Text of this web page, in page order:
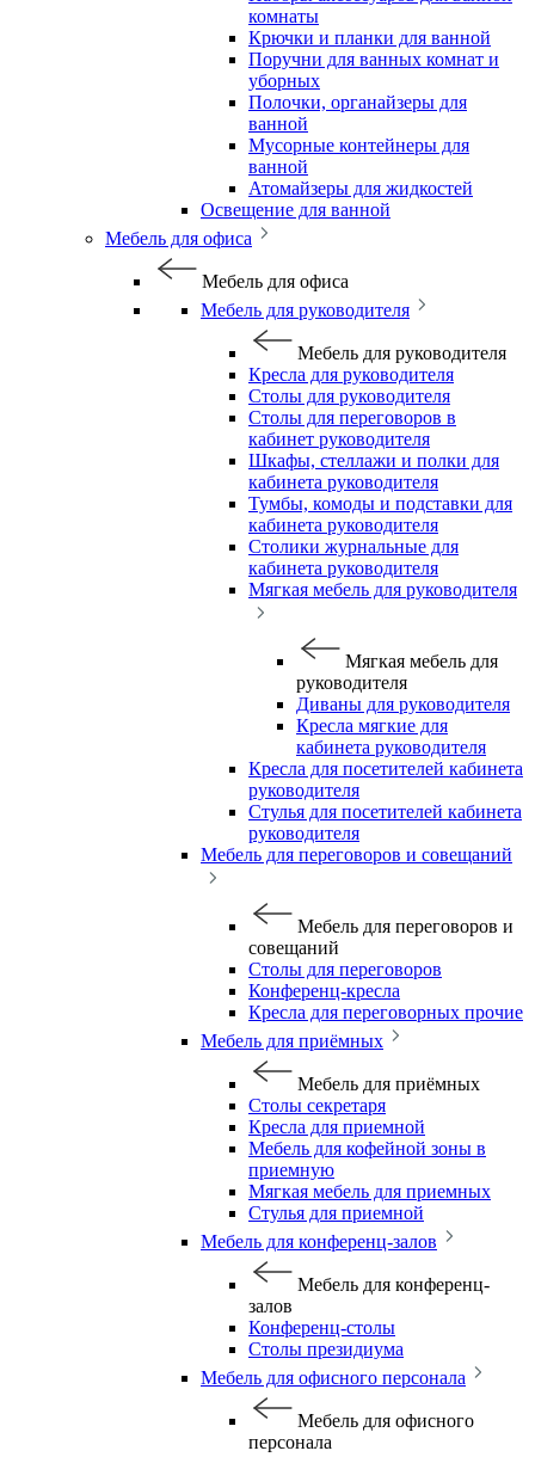
комнаты
Крючки и планки для ванной
Поручни для ванных комнат и
уборных
Полочки, органайзеры для
ванной
Мусорные контейнеры для
ванной
Атомайзеры для жидкостей
Освещение для ванной
Мебель для офиса
Мебель для офиса
Мебель для руководителя
Мебель для руководителя
Кресла для руководителя
Столы для руководителя
Столы для переговоров в
кабинет руководителя
Шкафы, стеллажи и полки для
кабинета руководителя
Тумбы, комоды и подставки для
кабинета руководителя
Столики журнальные для
кабинета руководителя
Мягкая мебель для руководителя
Мягкая мебель для
руководителя
Диваны для руководителя
Кресла мягкие для
кабинета руководителя
Кресла для посетителей кабинета
руководителя
Стулья для посетителей кабинета
руководителя
Мебель для переговоров и совещаний
Мебель для переговоров и
совещаний
Столы для переговоров
Конференц-кресла
Кресла для переговорных прочие
Мебель для приёмных
Мебель для приёмных
Столы секретаря
Кресла для приемной
Мебель для кофейной зоны в
приемную
Мягкая мебель для приемных
Стулья для приемной
Мебель для конференц-залов
Мебель для конференц-
залов
Конференц-столы
Столы президиума
Мебель для офисного персонала
Мебель для офисного
персонала